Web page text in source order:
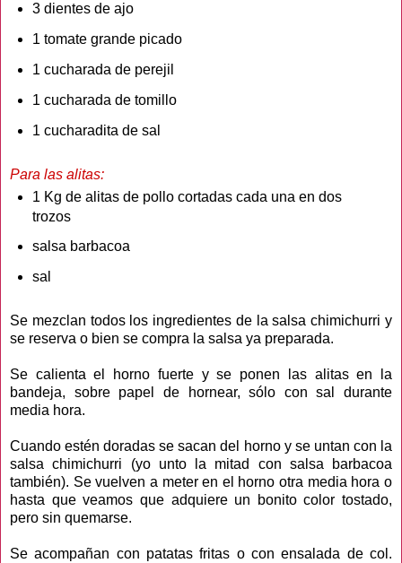
3 dientes de ajo
1 tomate grande picado
1 cucharada de perejil
1 cucharada de tomillo
1 cucharadita de sal
Para las alitas:
1 Kg de alitas de pollo cortadas cada una en dos
trozos
salsa barbacoa
sal
Se mezclan todos los ingredientes de la salsa chimichurri y
se reserva o bien se compra la salsa ya preparada.
Se calienta el horno fuerte y se ponen las alitas en la
bandeja, sobre papel de hornear, sólo con sal durante
media hora.
Cuando estén doradas se sacan del horno y se untan con la
salsa chimichurri (yo unto la mitad con salsa barbacoa
también). Se vuelven a meter en el horno otra media hora o
hasta que veamos que adquiere un bonito color tostado,
pero sin quemarse.
Se acompañan con patatas fritas o con ensalada de col.